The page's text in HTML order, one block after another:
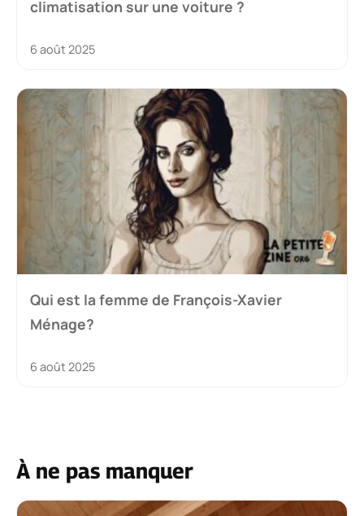
climatisation sur une voiture ?
6 août 2025
Qui est la femme de François-Xavier
Ménage?
6 août 2025
À ne pas manquer